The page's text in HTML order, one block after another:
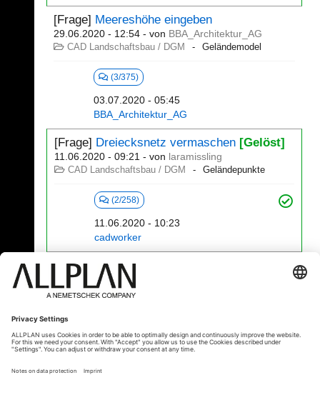
[Frage] Meereshöhe eingeben
29.06.2020 - 12:54 - von BBA_Architektur_AG
CAD Landschaftsbau / DGM Geländemodel
(3/375)
03.07.2020 - 05:45
BBA_Architektur_AG
[Frage] Dreiecksnetz vermaschen [Gelöst]
11.06.2020 - 09:21 - von laramissling
CAD Landschaftsbau / DGM Geländepunkte
(2/258)
11.06.2020 - 10:23
cadworker
101 - 120 (254)
⇤